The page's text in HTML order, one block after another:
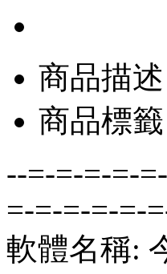
商品描述
商品標籤
--=-=-=-=-
=-=-=-=-=-
軟體名稱: